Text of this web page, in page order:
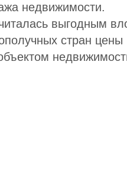
недвижимости.
выгодным
стран